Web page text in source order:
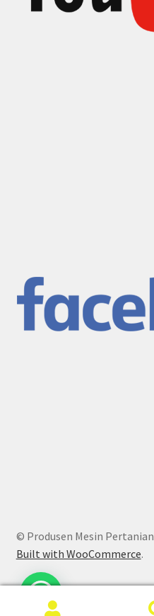
© Produsen Mesin
Built with WooCommerce.